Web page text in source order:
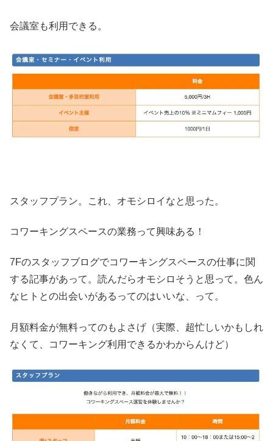
会議室も利用できる。
スタッフプラン。これ、オモシロイなと思った。
コワーキングスペースの業務って興味ある！
7Fのスタッフブログでコワーキングスペースの仕事に関
する記事があって。読んだらオモシロそうと思って。色ん
なヒトとの出会いがあるってのはいいな、って。
月額料金が無料ってのもよさげ（実際、超忙しいかもしれ
なくて、コワーキング利用できるかわからんけど）